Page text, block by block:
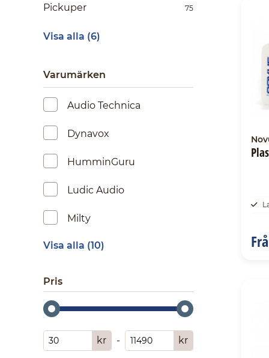
Pickuper 75
Visa alla (6)
Varumärken
Audio Technica
Dynavox
HumminGuru
Ludic Audio
Milty
Visa alla (10)
Pris
kr - kr